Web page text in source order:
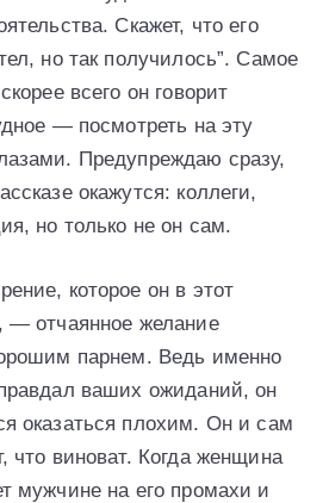
Скажет, что его
но так получилось”. Самое
всего он говорит
— посмотреть на эту
Предупреждаю сразу,
окажутся: коллеги,
но только не он сам.
которое он в этот
— отчаянное желание
парнем. Ведь именно
ваших ожиданий, он
оказаться плохим. Он и сам
что виноват. Когда женщина
мужчине на его промахи и